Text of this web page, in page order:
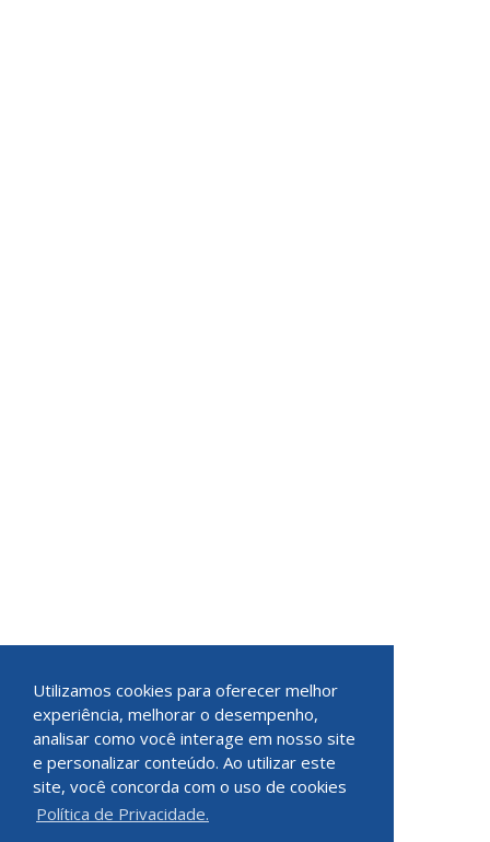
Utilizamos cookies para oferecer melhor
experiência, melhorar o desempenho,
analisar como você interage em nosso site
e personalizar conteúdo. Ao utilizar este
site, você concorda com o uso de cookies
Política de Privacidade.